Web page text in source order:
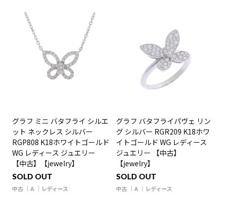
グラフ ミニ バタフライ シルエ
ット ネックレス シルバー
RGP808 K18ホワイトゴールド
WG レディース ジュエリー
【中古】【jewelry】
SOLD OUT
中古 A レディース
グラフ バタフライパヴェ リン
グ シルバー RGR209 K18ホワ
イトゴールド WG レディース
ジュエリー 【中古】
【jewelry】
SOLD OUT
中古 A レディース